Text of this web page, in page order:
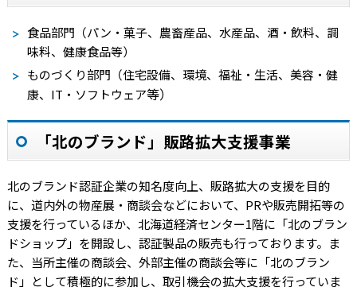
食品部門（パン・菓子、農畜産品、水産品、酒・飲料、調
味料、健康食品等）
ものづくり部門（住宅設備、環境、福祉・生活、美容・健
康、IT・ソフトウェア等）
「北のブランド」販路拡大支援事業
北のブランド認証企業の知名度向上、販路拡大の支援を目的
に、道内外の物産展・商談会などにおいて、PRや販売開拓等の
支援を行っているほか、北海道経済センター1階に「北のブラン
ドショップ」を開設し、認証製品の販売も行っております。ま
た、当所主催の商談会、外部主催の商談会等に「北のブラン
ド」として積極的に参加し、取引機会の拡大支援を行っていま